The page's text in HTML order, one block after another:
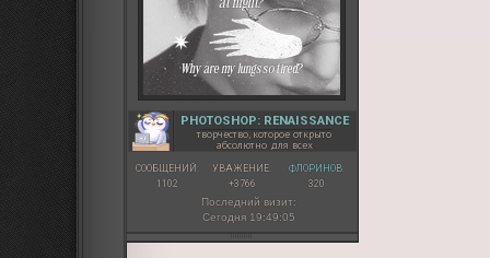
PHOTOSHOP: RENAISSANCE
творчество, которое открыто
абсолютно для всех
СООБЩЕНИЙ:
1102
УВАЖЕНИЕ:
+3766
ФЛОРИНОВ:
320
Последний визит:
Сегодня 19:49:05